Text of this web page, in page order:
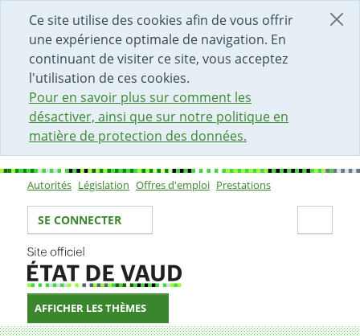
Ce site utilise des cookies afin de vous offrir
une expérience optimale de navigation. En
continuant de visiter ce site, vous acceptez
l'utilisation de ces cookies.
Pour en savoir plus sur comment les
désactiver, ainsi que sur notre politique en
matière de protection des données.
DÉBUT DU CONTENU DE LA PAGE
ACCÈS AU CHAMP DE RECHERCHE
PAGE D'ACCUEIL
FORMULAIRE DE CONTACT
Sous-navigation
Autorités Législation Offres d'emploi Prestations
Votre identité
SE CONNECTER
AFFICHER LES THÈMES